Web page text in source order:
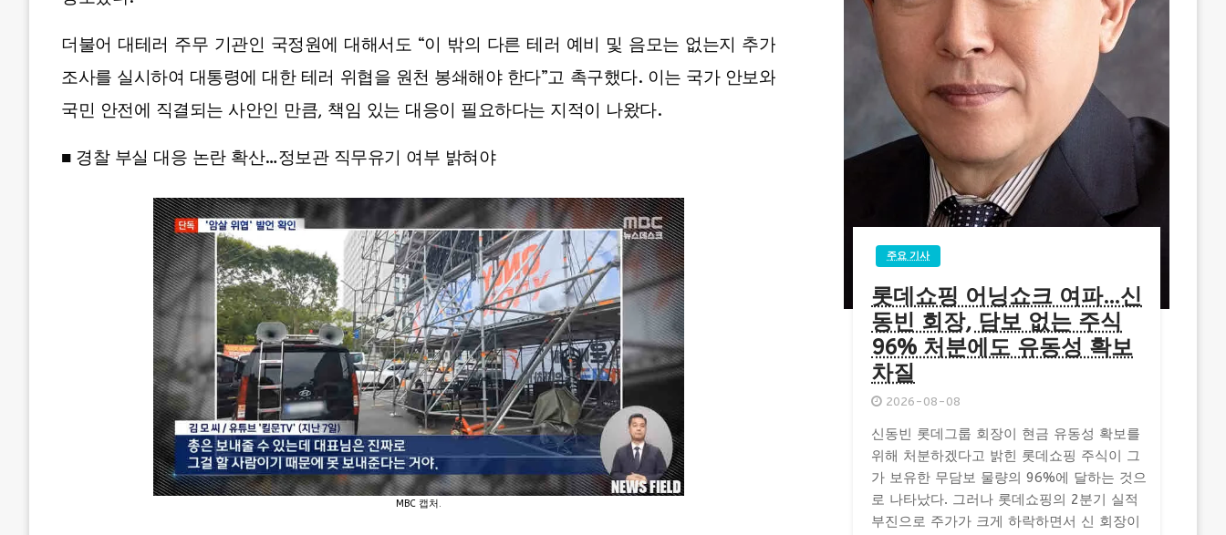
더불어 대테러 주무 기관인 국정원에 대해서도 “이 밖의 다른 테러 예비 및 음모는 없는지 추가
조사를 실시하여 대통령에 대한 테러 위협을 원천 봉쇄해야 한다”고 촉구했다. 이는 국가 안보와
국민 안전에 직결되는 사안인 만큼, 책임 있는 대응이 필요하다는 지적이 나왔다.
■ 경찰 부실 대응 논란 확산…정보관 직무유기 여부 밝혀야
MBC 캡처.
주요 기사
롯데쇼핑 어닝쇼크 여파…신
동빈 회장, 담보 없는 주식
96% 처분에도 유동성 확보
차질
2026-08-08
신동빈 롯데그룹 회장이 현금 유동성 확보를
위해 처분하겠다고 밝힌 롯데쇼핑 주식이 그
가 보유한 무담보 물량의 96%에 달하는 것으
로 나타났다. 그러나 롯데쇼핑의 2분기 실적
부진으로 주가가 크게 하락하면서 신 회장이